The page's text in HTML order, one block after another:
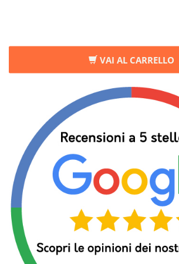
VAI AL CARRELLO